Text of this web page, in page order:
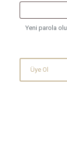
Yeni parola
Üye Ol